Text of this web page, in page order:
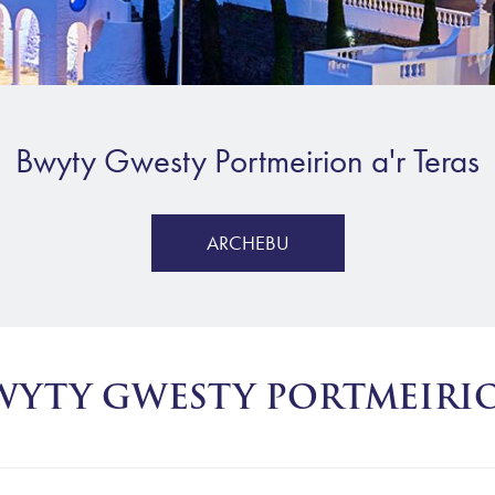
Bwyty Gwesty Portmeirion a'r Teras
ARCHEBU
GWESTY